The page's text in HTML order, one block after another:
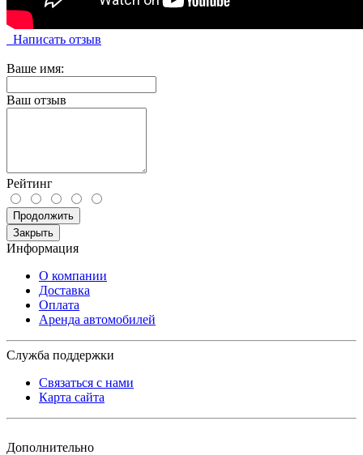
Написать отзыв
Ваше имя:
Ваш отзыв
Рейтинг
Продолжить
Закрыть
Информация
О компании
Доставка
Оплата
Аренда автомобилей
Служба поддержки
Связаться с нами
Карта сайта
Дополнительно